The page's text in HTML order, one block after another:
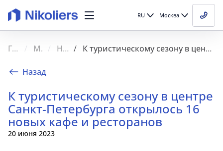
RU Москва
Главная Медиа Новости К туристическому сезону в центре Санкт-Петербурга открылось 16 новых кафе и ресторанов
Назад
К туристическому сезону в центре
Санкт-Петербурга открылось 16
новых кафе и ресторанов
20 июня 2023